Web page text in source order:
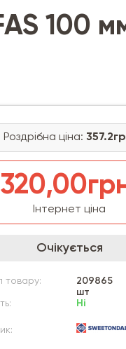
100
Роздрібна ціна:
Інтернет ціна
Очікується
товару:
209865
шт
Ні